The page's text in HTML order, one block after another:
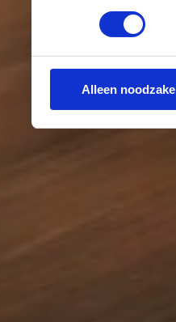
Alleen